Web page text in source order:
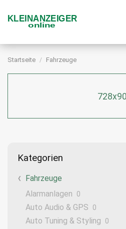
Startseite Fahrzeuge
728x90
Kategorien
Fahrzeuge
Alarmanlagen
0
Auto Audio & GPS 0
Auto Tuning & Styling 0